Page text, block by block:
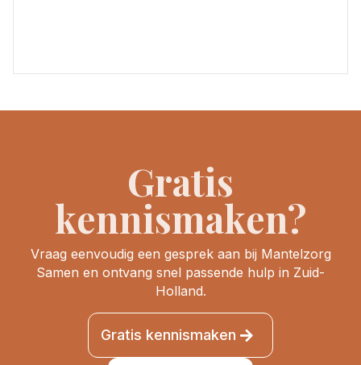
Gratis
kennismaken?
Vraag eenvoudig een gesprek aan bij Mantelzorg
Samen en ontvang snel passende hulp in Zuid-
Holland.
Gratis kennismaken